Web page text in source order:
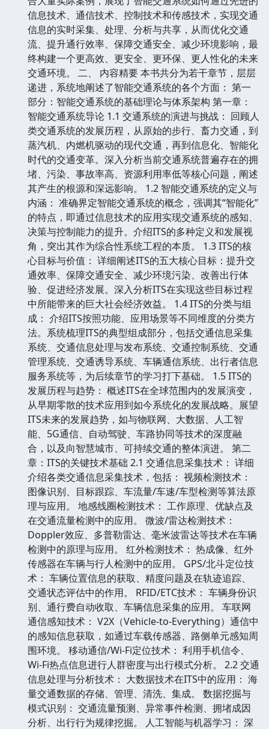
信息技术、通信技术、控制技术和传感技术，实现交通
信息的实时采集、处理、分析与共享，从而优化交通
流、提升通行效率、保障交通安全、减少环境影响，最
终构建一个更高效、更安全、更环保、更人性化的未来
交通环境。 二、 内容精要 本书共分为若干章节，层层
递进，系统地阐述了智能交通系统的各个方面： 第一
部分：智能交通系统的基础理论与体系架构 第一章：
智能交通系统导论 1.1 交通系统的演进与挑战： 回顾人
类交通系统的发展历程，从原始的步行、畜力交通，到
蒸汽机、内燃机驱动的现代交通，再到信息化、智能化
时代的交通变革。深入分析当前交通系统普遍存在的拥
堵、污染、事故率高、资源利用率低等核心问题，阐述
其产生的根源和深远影响。 1.2 智能交通系统的定义与
内涵： 准确界定智能交通系统的概念，强调其“智能化”
的特点，即通过信息技术的应用实现交通系统的感知、
决策与控制能力的提升。介绍ITS的多种定义和发展视
角，突出其作为综合性系统工程的本质。 1.3 ITS的核
心目标与价值： 详细阐述ITS的五大核心目标：提升交
通效率、保障交通安全、减少环境污染、改善出行体
验、促进经济发展。深入分析ITS在实现这些目标过程
中所能带来的巨大社会经济效益。 1.4 ITS的分类与组
成： 介绍ITS按照功能、应用场景等不同维度的分类方
法。系统梳理ITS的典型组成部分，包括交通信息采集
系统、交通信息处理与发布系统、交通控制系统、交通
管理系统、交通诱导系统、车辆通信系统、出行者信息
服务系统等，为后续章节的学习打下基础。 1.5 ITS的
发展历程与趋势： 概述ITS在全球范围内的发展演变，
从早期零散的技术应用到如今系统化的发展战略。展望
ITS未来的发展趋势，如与物联网、大数据、人工智
能、5G通信、自动驾驶、车路协同等技术的深度融
合，以及向智慧城市、可持续交通的整体演进。 第二
章：ITS的关键技术基础 2.1 交通信息采集技术： 详细
介绍各类交通信息采集技术，包括： 视频检测技术：
图像识别、目标跟踪、车流量/车速/车型检测等算法原
理与应用。 地感线圈检测技术： 工作原理、优缺点及
在交通流量检测中的应用。 微波/雷达检测技术：
Doppler效应、多普勒雷达、毫米波雷达等技术在车辆
检测中的原理与应用。 红外检测技术： 热成像、红外
传感器在车辆与行人检测中的应用。 GPS/北斗定位技
术： 车辆位置信息的获取、精度问题及在轨迹追踪、
交通状态评估中的作用。 RFID/ETC技术： 车辆身份识
别、通行费自动收取、车辆信息采集的应用。 车联网
通信感知技术： V2X（Vehicle-to-Everything）通信中
的感知信息获取，如通过车载传感器、路侧单元感知周
围环境。 移动通信/Wi-Fi定位技术： 利用手机信令、
Wi-Fi热点信息进行人群密度与出行模式分析。 2.2 交通
信息处理与分析技术： 大数据技术在ITS中的应用： 海
量交通数据的存储、管理、清洗、集成。 数据挖掘与
模式识别： 交通流量预测、异常事件检测、拥堵成因
分析、出行行为规律挖掘。 人工智能与机器学习： 深